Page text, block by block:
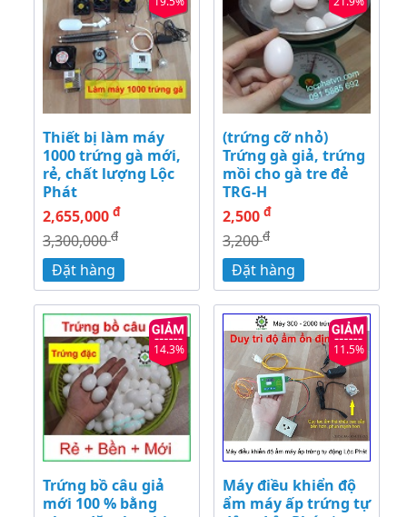
Thiết bị làm máy
1000 trứng gà mới,
rẻ, chất lượng Lộc
Phát
2,655,000 đ
3,300,000đ
Đặt hàng
(trứng cỡ nhỏ)
Trứng gà giả, trứng
mồi cho gà tre đẻ
TRG-H
2,500 đ
3,200đ
Đặt hàng
14.3%
Trứng bồ câu giả
mới 100 % bằng
11.5%
Máy điều khiển độ
ẩm máy ấp trứng tự